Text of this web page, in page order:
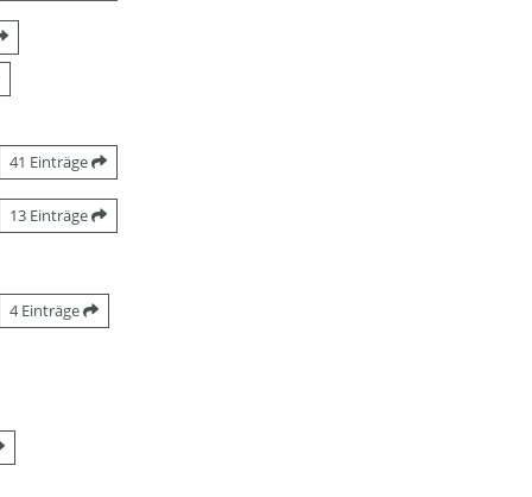
41 Einträge
13 Einträge
4 Einträge